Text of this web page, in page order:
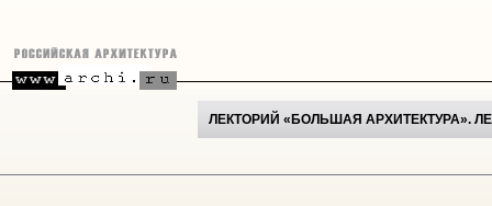
ЛЕКТОРИЙ «БОЛЬШАЯ АРХИТЕКТУРА».